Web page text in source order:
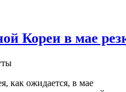
Кореи в мае
как ожидается, в мае